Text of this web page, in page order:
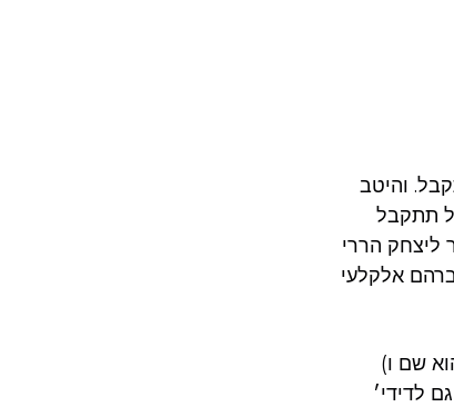
והיטב
תתקבל
ליצחק הררי
אלקלעי
שם ו)
לדידי׳